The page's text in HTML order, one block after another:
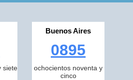
siete
Buenos Aires
0895
ochocientos noventa y
cinco